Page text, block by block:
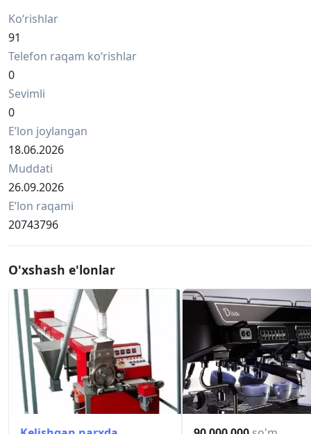
Ko‘rishlar
91
Telefon raqam ko‘rishlar
0
Sevimli
0
Eʼlon joylangan
18.06.2026
Muddati
26.09.2026
Eʼlon raqami
20743796
O'xshash e'lonlar